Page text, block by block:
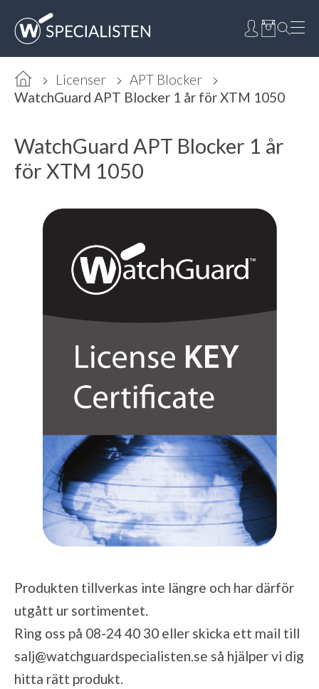
Licenser
APT Blocker
WatchGuard APT Blocker 1 år för XTM 1050
WatchGuard APT Blocker 1 år
för XTM 1050
Produkten tillverkas inte längre och har därför
utgått ur sortimentet.
Ring oss på 08-24 40 30 eller skicka ett mail till
salj@watchguardspecialisten.se så hjälper vi dig
hitta rätt produkt.